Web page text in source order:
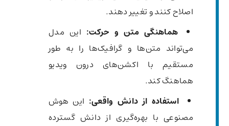
اصلاح کنند و تغییر دهند.
هماهنگی متن و حرکت: این مدل
می‌تواند متن‌ها و گرافیک‌ها را به طور
مستقیم با اکشن‌های درون ویدیو
هماهنگ کند.
استفاده از دانش واقعی: این هوش
مصنوعی با بهره‌گیری از دانش گسترده